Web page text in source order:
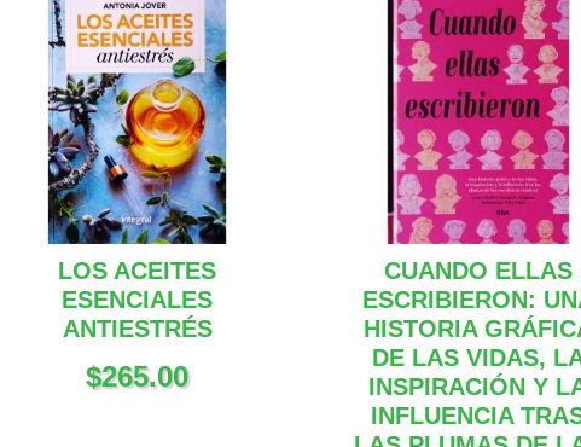
LOS ACEITES
ESENCIALES
ANTIESTRÉS
$265.00
CUANDO ELLAS
ESCRIBIERON:
HISTORIA
DE LAS VIDAS,
INSPIRACIÓN Y
INFLUENCIA